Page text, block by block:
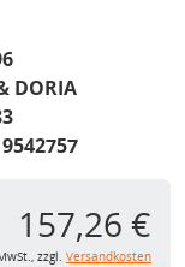
DORIA
157,26 €
zzgl. Versandkosten